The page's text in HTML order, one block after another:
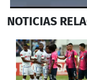
seconds
29
seconds
NOTICIAS